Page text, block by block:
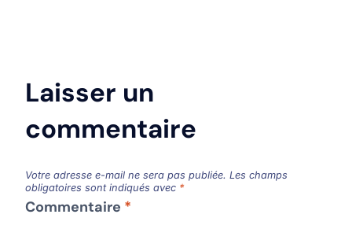
Laisser un
commentaire
Votre adresse e-mail ne sera pas publiée. Les champs
obligatoires sont indiqués avec *
Commentaire *